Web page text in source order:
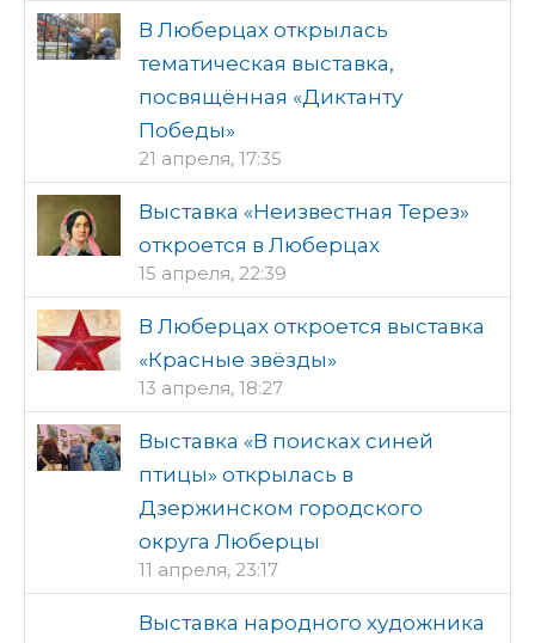
В Люберцах открылась
тематическая выставка,
посвящённая «Диктанту
Победы»
21 апреля, 17:35
Выставка «Неизвестная Терез»
откроется в Люберцах
15 апреля, 22:39
В Люберцах откроется выставка
«Красные звёзды»
13 апреля, 18:27
Выставка «В поисках синей
птицы» открылась в
Дзержинском городского
округа Люберцы
11 апреля, 23:17
Выставка народного художника